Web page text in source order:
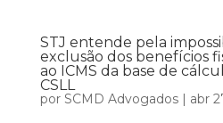
STJ entende pela
exclusão dos benefícios
ao ICMS da base de
CSLL
por SCMD Advogados| abr